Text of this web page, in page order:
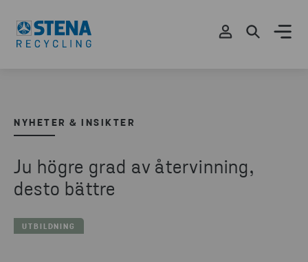
NYHETER & INSIKTER
Ju högre grad av återvinning,
desto bättre
UTBILDNING